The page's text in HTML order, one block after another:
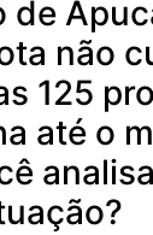
de
não
125
até o